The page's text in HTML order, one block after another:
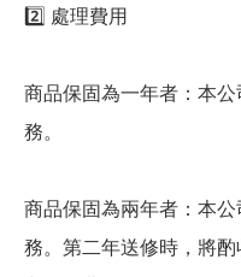
2️⃣ 處理費用
商品保固為一年者：本
務。
商品保固為兩年者：本
務。第二年送修時，將